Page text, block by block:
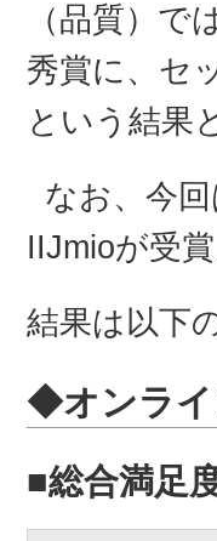
（品質）
秀賞に、セ
という結果
なお、今
IIJmioが受
結果は以下
◆オンライ
■総合満足